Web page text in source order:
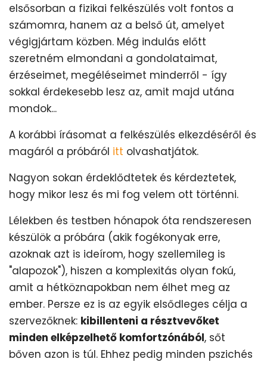
elsősorban a fizikai felkészülés volt fontos a
számomra, hanem az a belső út, amelyet
végigjártam közben. Még indulás előtt
szeretném elmondani a gondolataimat,
érzéseimet, megéléseimet minderről - így
sokkal érdekesebb lesz az, amit majd utána
mondok...
A korábbi írásomat a felkészülés elkezdéséről és
magáról a próbáról itt olvashatjátok.
Nagyon sokan érdeklődtetek és kérdeztetek,
hogy mikor lesz és mi fog velem ott történni.
Lélekben és testben hónapok óta rendszeresen
készülök a próbára (akik fogékonyak erre,
azoknak azt is ideírom, hogy szellemileg is
"alapozok"), hiszen a komplexitás olyan fokú,
amit a hétköznapokban nem élhet meg az
ember. Persze ez is az egyik elsődleges célja a
szervezőknek: kibillenteni a résztvevőket
minden elképzelhető komfortzónából, sőt
bőven azon is túl. Ehhez pedig minden pszichés